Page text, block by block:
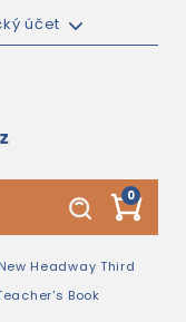
účet
0
New Headway Third
Book